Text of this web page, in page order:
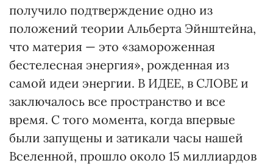
получило подтверждение одно из
положений теории Альберта Эйнштейна,
что материя — это «замороженная
бестелесная энергия», рожденная из
самой идеи энергии. В ИДЕЕ, в СЛОВЕ и
заключалось все пространство и все
время. С того момента, когда впервые
были запущены и затикали часы нашей
Вселенной, прошло около 15 миллиардов